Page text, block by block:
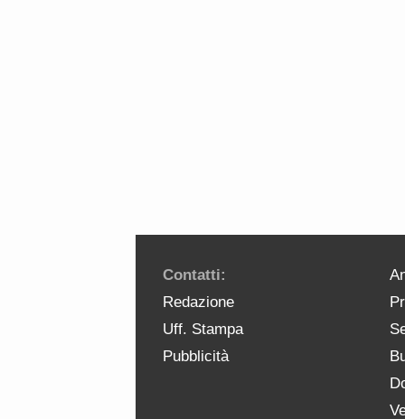
Contatti:
Redazione
Uff. Stampa
Pubblicità